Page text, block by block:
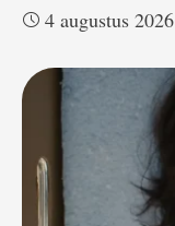
4 augustus 2026